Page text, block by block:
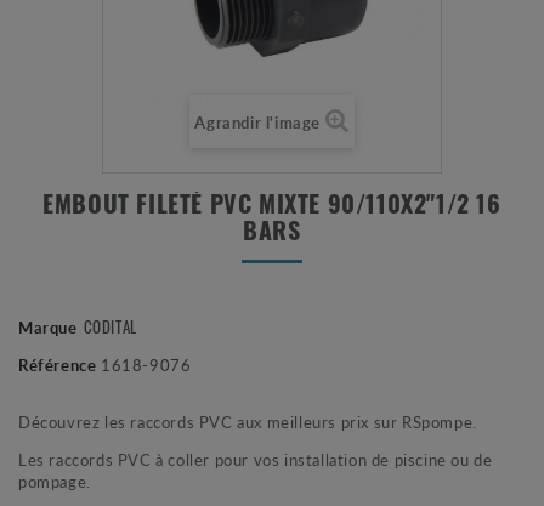
Agrandir l'image
EMBOUT FILETÉ PVC MIXTE 90/110X2"1/2 16
BARS
Marque CODITAL
Référence 1618-9076
Découvrez les raccords PVC aux meilleurs prix sur RSpompe.
Les raccords PVC à coller pour vos installation de piscine ou de
pompage.